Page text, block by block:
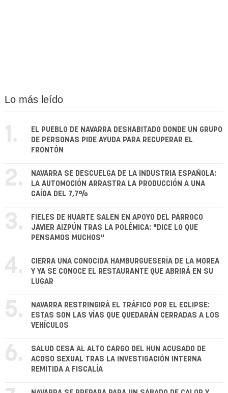
Lo más leído
1.
EL PUEBLO DE NAVARRA DESHABITADO DONDE UN GRUPO
DE PERSONAS PIDE AYUDA PARA RECUPERAR EL
FRONTÓN
2.
NAVARRA SE DESCUELGA DE LA INDUSTRIA ESPAÑOLA:
LA AUTOMOCIÓN ARRASTRA LA PRODUCCIÓN A UNA
CAÍDA DEL 7,7%
3.
FIELES DE HUARTE SALEN EN APOYO DEL PÁRROCO
JAVIER AIZPÚN TRAS LA POLÉMICA: "DICE LO QUE
PENSAMOS MUCHOS"
4.
CIERRA UNA CONOCIDA HAMBURGUESERÍA DE LA MOREA
Y YA SE CONOCE EL RESTAURANTE QUE ABRIRÁ EN SU
LUGAR
5.
NAVARRA RESTRINGIRÁ EL TRÁFICO POR EL ECLIPSE:
ESTAS SON LAS VÍAS QUE QUEDARÁN CERRADAS A LOS
VEHÍCULOS
6.
SALUD CESA AL ALTO CARGO DEL HUN ACUSADO DE
ACOSO SEXUAL TRAS LA INVESTIGACIÓN INTERNA
REMITIDA A FISCALÍA